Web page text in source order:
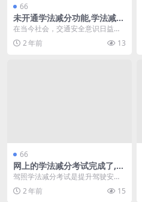
66
未开通学法减分功能,学法减分
必须答对多少题(学法减分必须
答对多少题啊)
在当今社会，交通安全意识日益增
强，学法减分功能成为驾驶员学习
交通法规的重要手段。...
2 年前 13
66
网上的学法减分考试完成了,驾
照学法减分最多减多少(学法减
分后驾驶证还记分吗)
驾照学法减分考试是提升驾驶安全
性的重要措施。近年来，为了鼓励
驾驶员学习交通法规，...
2 年前 15